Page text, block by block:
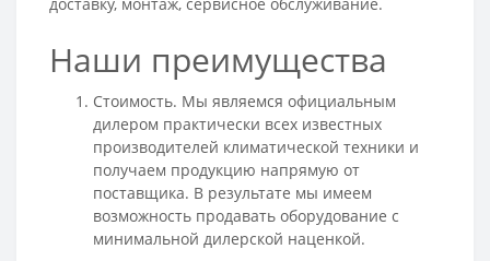
Наши преимущества
Стоимость. Мы являемся официальным
дилером практически всех известных
производителей климатической техники и
получаем продукцию напрямую от
поставщика. В результате мы имеем
возможность продавать оборудование с
минимальной дилерской наценкой.